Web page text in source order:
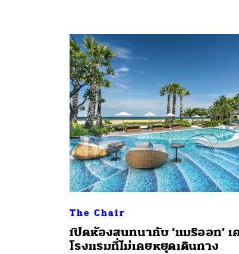
The Chair
เปิดห้องสนทนากับ ‘แมริออท’ เ
โรงแรมที่ไม่เคยหยุดเดินทาง